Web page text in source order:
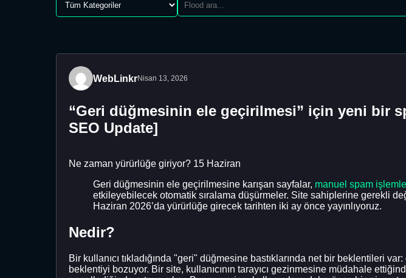
WebLinkrNisan 13, 2026
“Geri düğmesinin ele geçirilmesi” için yeni bir
SEO Update]
Ne zaman yürürlüğe giriyor? 15 Haziran
Geri düğmesinin ele geçirilmesine karışan sayfalar, manuel spam
etkileyebilecek otomatik sıralama düşürmeler. Site sahiplerine gerekli
Haziran 2026’da yürürlüğe girecek tarihten iki ay önce yayınlıyoruz.
Nedir?
Bir kullanıcı tıkladığında "geri" düğmesine bastıklarında net bir beklentileri
beklentiyi bozuyor. Bir site, kullanıcının tarayıcı gezinmesine müdahale